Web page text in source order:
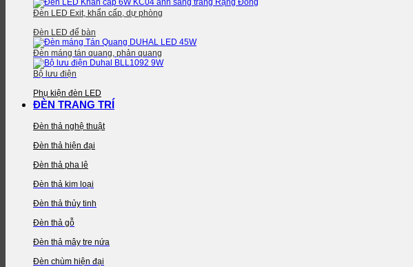
Đèn LED Exit, khẩn cấp, dự phòng
Đèn LED để bàn
Đèn máng tán quang, phản quang
Bộ lưu điện
Phụ kiện đèn LED
ĐÈN TRANG TRÍ
Đèn thả nghệ thuật
Đèn thả hiện đại
Đèn thả pha lê
Đèn thả kim loại
Đèn thả thủy tinh
Đèn thả gỗ
Đèn thả mây tre nứa
Đèn chùm hiện đại